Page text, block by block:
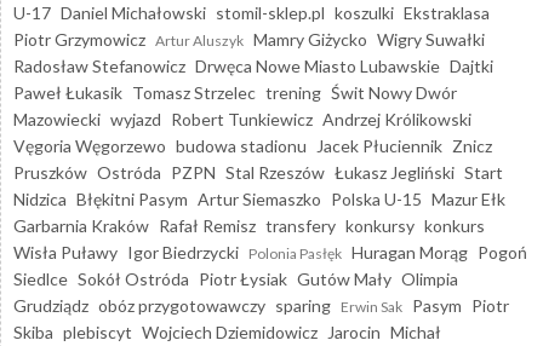
U-17 Daniel Michałowski stomil-sklep.pl koszulki Ekstraklasa
Piotr Grzymowicz Artur Aluszyk Mamry Giżycko Wigry Suwałki
Radosław Stefanowicz Drwęca Nowe Miasto Lubawskie Dajtki
Paweł Łukasik Tomasz Strzelec trening Świt Nowy Dwór
Mazowiecki wyjazd Robert Tunkiewicz Andrzej Królikowski
Vęgoria Węgorzewo budowa stadionu Jacek Płuciennik Znicz
Pruszków Ostróda PZPN Stal Rzeszów Łukasz Jegliński Start
Nidzica Błękitni Pasym Artur Siemaszko Polska U-15 Mazur Ełk
Garbarnia Kraków Rafał Remisz transfery konkursy konkurs
Wisła Puławy Igor Biedrzycki Polonia Pasłęk Huragan Morąg Pogoń
Siedlce Sokół Ostróda Piotr Łysiak Gutów Mały Olimpia
Grudziądz obóz przygotowawczy sparing Erwin Sak Pasym Piotr
Skiba plebiscyt Wojciech Dziemidowicz Jarocin Michał